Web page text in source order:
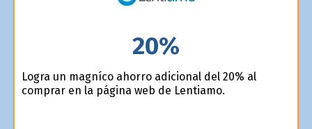
20%
Logra un magnífico ahorro adicional del 20% al
comprar en la página web de Lentiamo.